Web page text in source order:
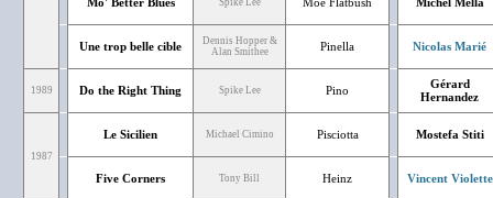
Spike Lee
Une trop belle cible
Dennis Hopper &
Alan Smithee
Pinella Nicolas Marié
1989 Do the Right Thing Spike Lee Pino
Gérard
Hernandez
1987
Le Sicilien Michael Cimino Pisciotta Mostefa Stiti
Five Corners Tony Bill Heinz Vincent Violette